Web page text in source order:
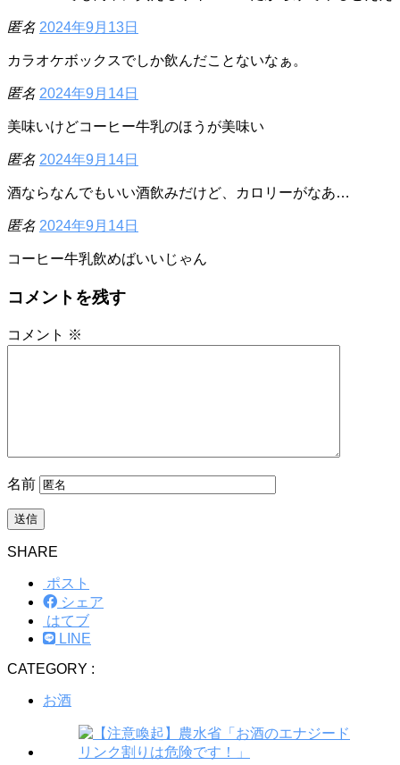
匿名 2024年9月13日
カラオケボックスでしか飲んだことないなぁ。
匿名 2024年9月14日
美味いけどコーヒー牛乳のほうが美味い
匿名 2024年9月14日
酒ならなんでもいい酒飲みだけど、カロリーがなあ…
匿名 2024年9月14日
コーヒー牛乳飲めばいいじゃん
コメントを残す
コメント ※
名前
SHARE
ポスト
シェア
はてブ
LINE
CATEGORY :
お酒